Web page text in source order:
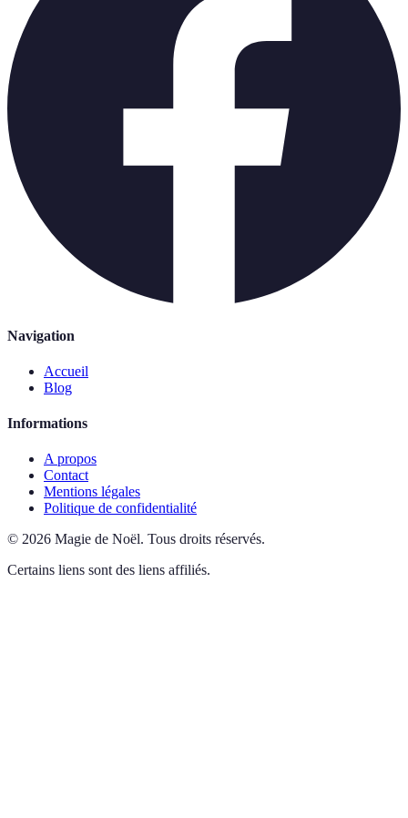
Navigation
Accueil
Blog
Informations
A propos
Contact
Mentions légales
Politique de confidentialité
© 2026 Magie de Noël. Tous droits réservés.
Certains liens sont des liens affiliés.